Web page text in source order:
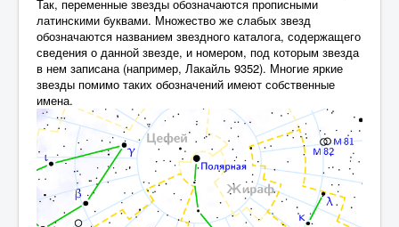
Так, переменные звезды обозначаются прописными
латинскими буквами. Множество же слабых звезд
обозначаются названием звездного каталога, содержащего
сведения о данной звезде, и номером, под которым звезда
в нем записана (например, Лакайль 9352). Многие яркие
звезды помимо таких обозначений имеют собственные
имена.